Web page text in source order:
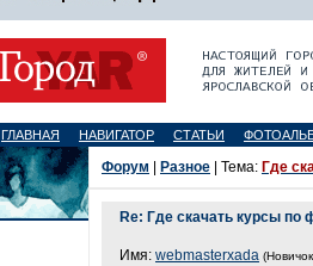
ГЛАВНАЯ НАВИГАТОР СТАТЬИ
Форум Разное | Тема: Где
Re: Где скачать курсы по
Имя: webmasterxada